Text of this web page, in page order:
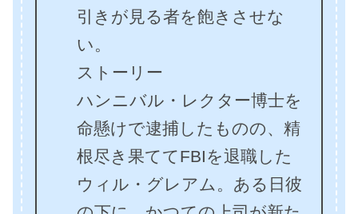
引きが見る者を飽きさせな
い。
ストーリー
ハンニバル・レクター博士を
命懸けで逮捕したものの、精
根尽き果ててFBIを退職した
ウィル・グレアム。ある日彼